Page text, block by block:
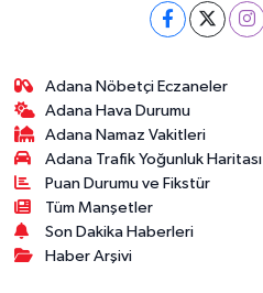
Adana Nöbetçi Eczaneler
Adana Hava Durumu
Adana Namaz Vakitleri
Adana Trafik Yoğunluk Haritası
Puan Durumu ve Fikstür
Tüm Manşetler
Son Dakika Haberleri
Haber Arşivi